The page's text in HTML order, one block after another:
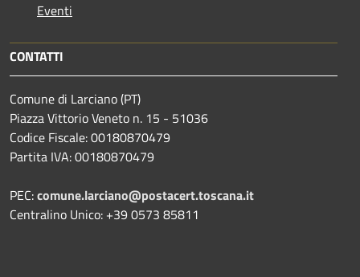
Eventi
CONTATTI
Comune di Larciano (PT)
Piazza Vittorio Veneto n. 15 - 51036
Codice Fiscale: 00180870479
Partita IVA: 00180870479
PEC:comune.larciano@postacert.toscana.it
Centralino Unico: +39 0573 85811